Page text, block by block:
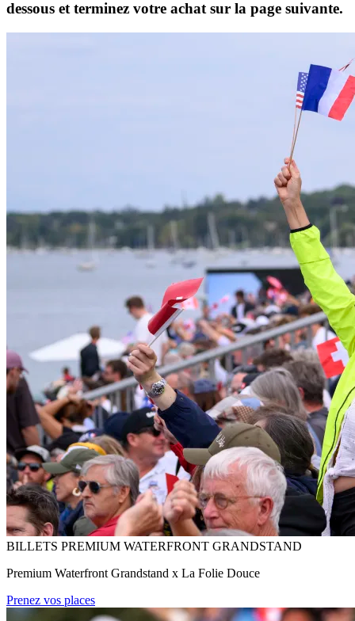
dessous et terminez votre achat sur la page suivante.
BILLETS PREMIUM WATERFRONT GRANDSTAND
Premium Waterfront Grandstand x La Folie Douce
Prenez vos places